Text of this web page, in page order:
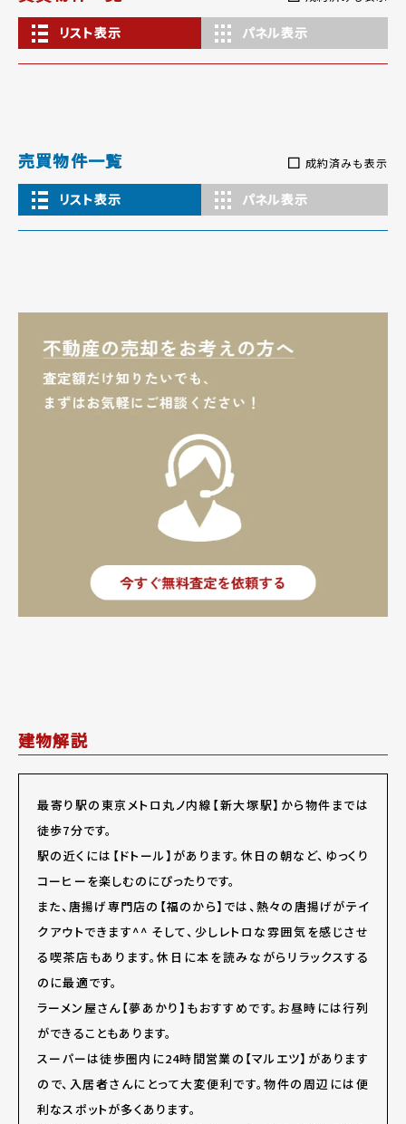
リスト表示 パネル表示
売買物件一覧 成約済みも表示
リスト表示 パネル表示
建物解説
最寄り駅の東京メトロ丸ノ内線【新大塚駅】から物件までは
徒歩7分です。
駅の近くには【ドトール】があります。休日の朝など、ゆっくり
コーヒーを楽しむのにぴったりです。
また、唐揚げ専門店の【福のから】では、熱々の唐揚げがテイ
クアウトできます^^ そして、少しレトロな雰囲気を感じさせ
る喫茶店もあります。休日に本を読みながらリラックスする
のに最適です。
ラーメン屋さん【夢あかり】もおすすめです。お昼時には行列
ができることもあります。
スーパーは徒歩圏内に24時間営業の【マルエツ】があります
ので、入居者さんにとって大変便利です。物件の周辺には便
利なスポットが多くあります。